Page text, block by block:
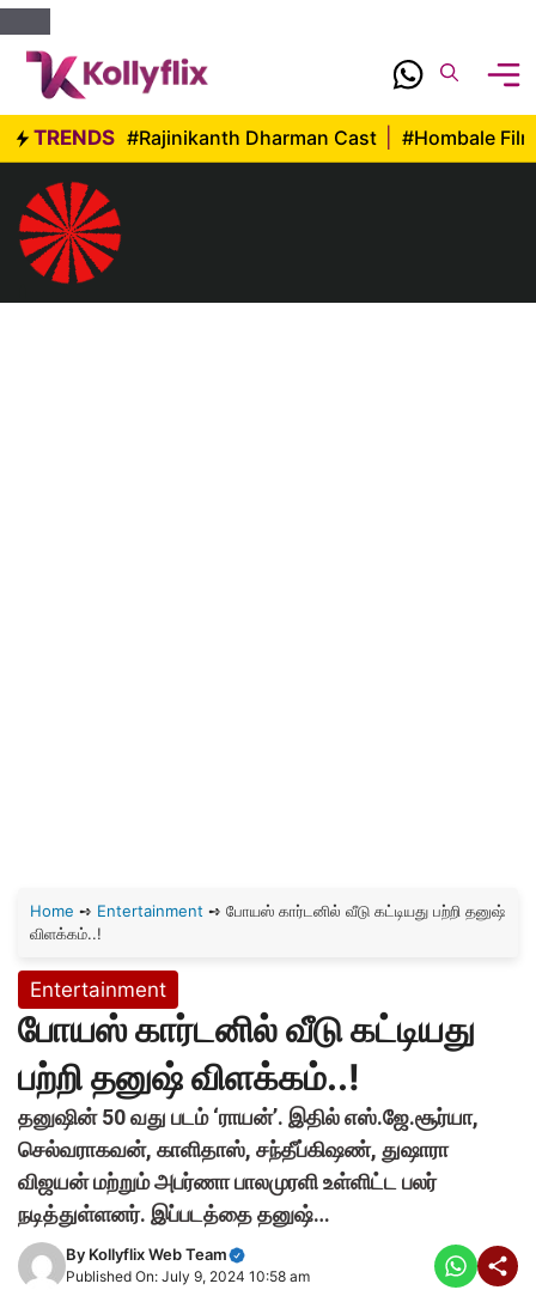
Skip
content
TRENDS #Rajinikanth Dharman Cast #Hombale
Home ➺ Entertainment ➺ போயஸ் கார்டனில் வீடு கட்டியது பற்றி தனுஷ்
விளக்கம்..!
Entertainment
போயஸ் கார்டனில் வீடு கட்டியது
பற்றி தனுஷ் விளக்கம்..!
தனுஷின் 50 வது படம் ‘ராயன்’. இதில் எஸ்.ஜே.சூர்யா,
செல்வராகவன், காளிதாஸ், சந்தீப்கிஷண், துஷாரா
விஜயன் மற்றும் அபர்ணா பாலமுரளி உள்ளிட்ட பலர்
நடித்துள்ளனர். இப்படத்தை தனுஷ்…
By Kollyflix Web Team
Published On: July 9, 2024 10:58 am